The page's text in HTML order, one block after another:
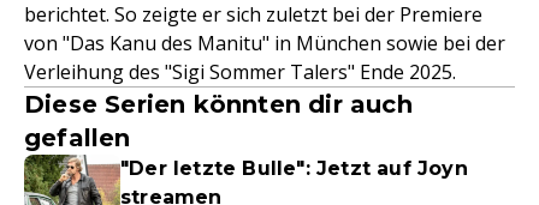
berichtet. So zeigte er sich zuletzt bei der Premiere
von "Das Kanu des Manitu" in München sowie bei der
Verleihung des "Sigi Sommer Talers" Ende 2025.
Diese Serien könnten dir auch
gefallen
"Der letzte Bulle": Jetzt auf Joyn
streamen